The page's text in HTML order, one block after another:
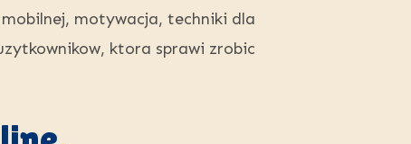
motywacja, techniki dla
ktora sprawi zrobic